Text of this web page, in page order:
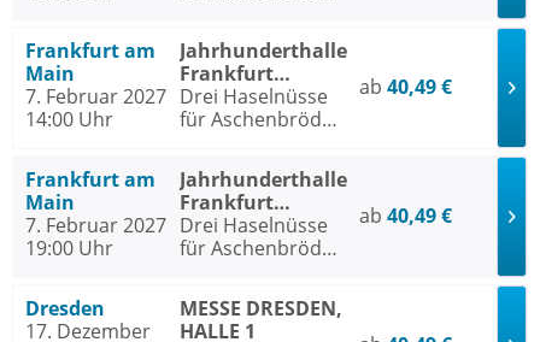
Frankfurt am
Main
7. Februar 2027
14:00 Uhr
Jahrhunderthalle
Frankfurt
Frankfurt am
Main
Drei Haselnüsse
für Aschenbrödel
ab 40,49 €
Frankfurt am
Main
7. Februar 2027
19:00 Uhr
Jahrhunderthalle
Frankfurt
Frankfurt am
Main
Drei Haselnüsse
für Aschenbrödel
ab 40,49 €
Dresden
17. Dezember
MESSE DRESDEN,
HALLE 1